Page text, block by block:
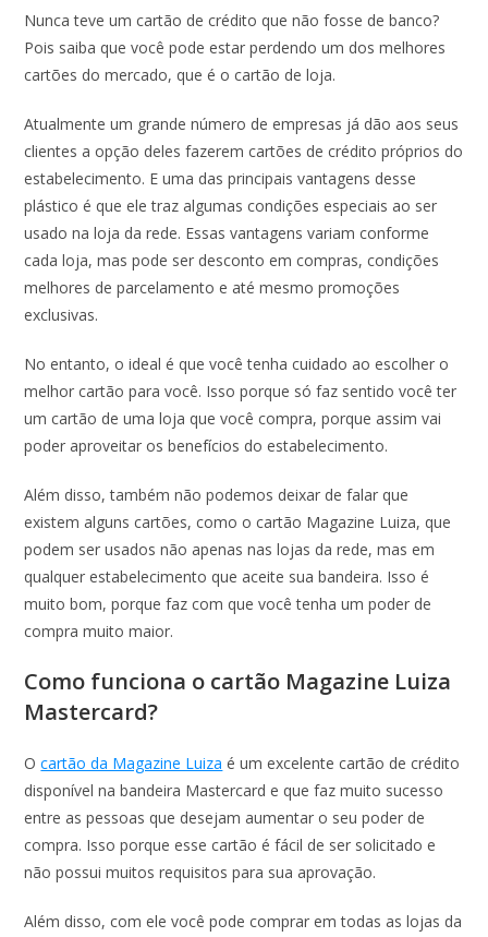
Nunca teve um cartão de crédito que não fosse de banco?
Pois saiba que você pode estar perdendo um dos melhores
cartões do mercado, que é o cartão de loja.
Atualmente um grande número de empresas já dão aos seus
clientes a opção deles fazerem cartões de crédito próprios do
estabelecimento. E uma das principais vantagens desse
plástico é que ele traz algumas condições especiais ao ser
usado na loja da rede. Essas vantagens variam conforme
cada loja, mas pode ser desconto em compras, condições
melhores de parcelamento e até mesmo promoções
exclusivas.
No entanto, o ideal é que você tenha cuidado ao escolher o
melhor cartão para você. Isso porque só faz sentido você ter
um cartão de uma loja que você compra, porque assim vai
poder aproveitar os benefícios do estabelecimento.
Além disso, também não podemos deixar de falar que
existem alguns cartões, como o cartão Magazine Luiza, que
podem ser usados não apenas nas lojas da rede, mas em
qualquer estabelecimento que aceite sua bandeira. Isso é
muito bom, porque faz com que você tenha um poder de
compra muito maior.
Como funciona o cartão Magazine Luiza
Mastercard?
Ocartão da Magazine Luiza é um excelente cartão de crédito
disponível na bandeira Mastercard e que faz muito sucesso
entre as pessoas que desejam aumentar o seu poder de
compra. Isso porque esse cartão é fácil de ser solicitado e
não possui muitos requisitos para sua aprovação.
Além disso, com ele você pode comprar em todas as lojas da